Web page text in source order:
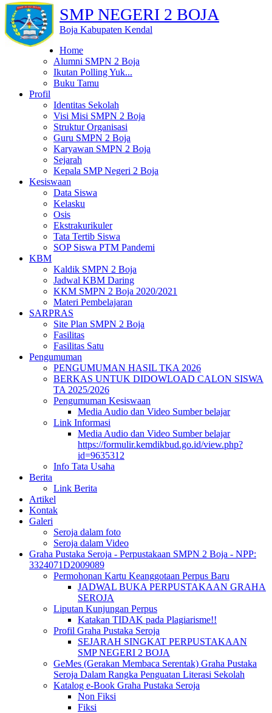
SMP NEGERI 2 BOJA
Boja Kabupaten Kendal
Home
Alumni SMPN 2 Boja
Ikutan Polling Yuk...
Buku Tamu
Profil
Identitas Sekolah
Visi Misi SMPN 2 Boja
Struktur Organisasi
Guru SMPN 2 Boja
Karyawan SMPN 2 Boja
Sejarah
Kepala SMP Negeri 2 Boja
Kesiswaan
Data Siswa
Kelasku
Osis
Ekstrakurikuler
Tata Tertib Siswa
SOP Siswa PTM Pandemi
KBM
Kaldik SMPN 2 Boja
Jadwal KBM Daring
KKM SMPN 2 Boja 2020/2021
Materi Pembelajaran
SARPRAS
Site Plan SMPN 2 Boja
Fasilitas
Fasilitas Satu
Pengumuman
PENGUMUMAN HASIL TKA 2026
BERKAS UNTUK DIDOWLOAD CALON SISWA
TA 2025/2026
Pengumuman Kesiswaan
Media Audio dan Video Sumber belajar
Link Informasi
Media Audio dan Video Sumber belajar
https://formulir.kemdikbud.go.id/view.php?
id=9635312
Info Tata Usaha
Berita
Link Berita
Artikel
Kontak
Galeri
Seroja dalam foto
Seroja dalam Video
Graha Pustaka Seroja - Perpustakaan SMPN 2 Boja - NPP:
3324071D2009089
Permohonan Kartu Keanggotaan Perpus Baru
JADWAL BUKA PERPUSTAKAAN GRAHA
SEROJA
Liputan Kunjungan Perpus
Katakan TIDAK pada Plagiarisme!!
Profil Graha Pustaka Seroja
SEJARAH SINGKAT PERPUSTAKAAN
SMP NEGERI 2 BOJA
GeMes (Gerakan Membaca Serentak) Graha Pustaka
Seroja Dalam Rangka Penguatan Literasi Sekolah
Katalog e-Book Graha Pustaka Seroja
Non Fiksi
Fiksi